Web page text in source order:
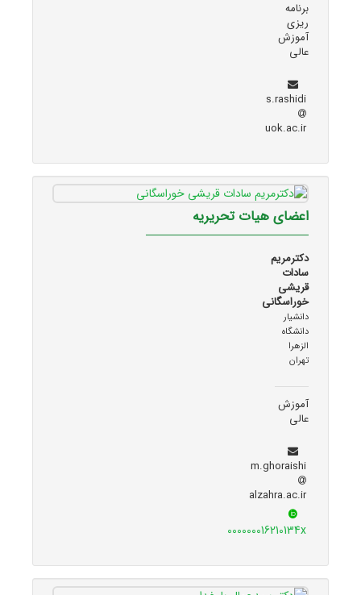
برنامه
ریزی
آموزش
عالی
s.rashidi
uok.ac.ir
اعضای هیات تحریریه
دکترمریم
سادات
قریشی
خوراسگانی
دانشیار
دانشگاه
الزهرا
تهران
آموزش
عالی
m.ghoraishi
alzahra.ac.ir
000000016210134x